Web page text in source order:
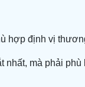
hợp định vị
nhất, mà phải phù